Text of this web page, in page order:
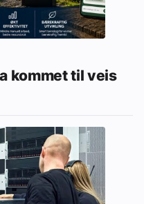
kommet til veis